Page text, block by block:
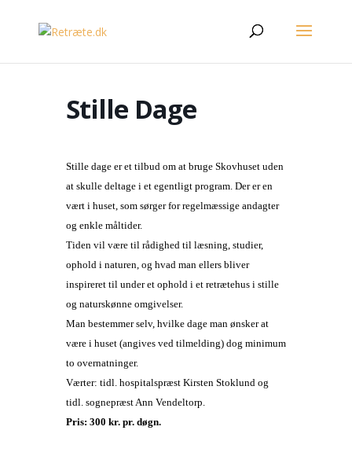
Stille Dage
Stille dage er et tilbud om at bruge Skovhuset uden
at skulle deltage i et egentligt program. Der er en
vært i huset, som sørger for regelmæssige andagter
og enkle måltider.
Tiden vil være til rådighed til læsning, studier,
ophold i naturen, og hvad man ellers bliver
inspireret til under et ophold i et retrætehus i stille
og naturskønne omgivelser.
Man bestemmer selv, hvilke dage man ønsker at
være i huset (angives ved tilmelding) dog minimum
to overnatninger.
Værter: tidl. hospitalspræst Kirsten Stoklund og
tidl. sognepræst Ann Vendeltorp.
Pris: 300 kr. pr. døgn.